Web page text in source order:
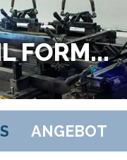
FORM...
ANGEBOT